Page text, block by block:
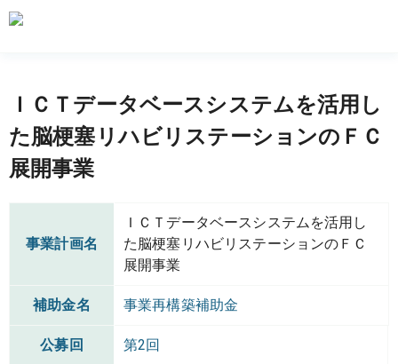
ＩＣＴデータベースシステムを活用し
た脳梗塞リハビリステーションのＦＣ
展開事業
事業計画名
ＩＣＴデータベースシステムを活用し
た脳梗塞リハビリステーションのＦＣ
展開事業
補助金名 事業再構築補助金
公募回 第2回